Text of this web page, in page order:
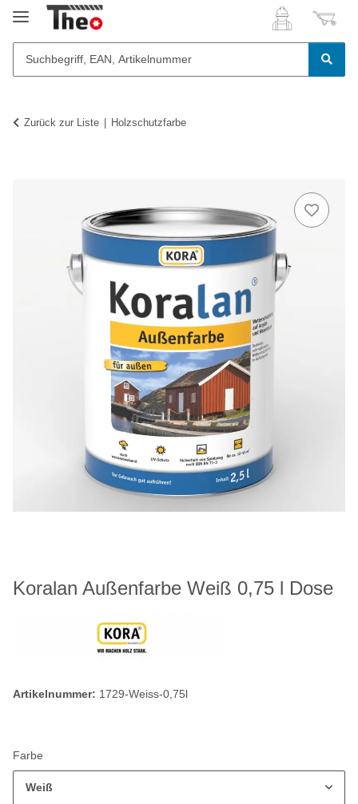
Zurück zur Liste Holzschutzfarbe
Koralan Außenfarbe Weiß 0,75 l Dose
Artikelnummer: 1729-Weiss-0,75l
Farbe
Weiß